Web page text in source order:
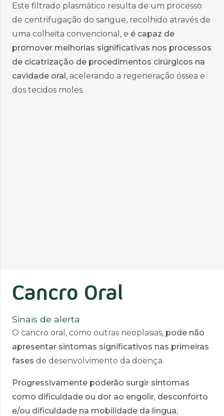
Este filtrado plasmático resulta de um processo
de centrifugação do sangue, recolhido através de
uma colheita convencional, e é capaz de
promover melhorias significativas nos processos
de cicatrização de procedimentos cirúrgicos na
cavidade oral, acelerando a regeneração óssea e
dos tecidos moles.
Cancro Oral
Sinais de alerta
O cancro oral, como outras neoplasias, pode não
apresentar sintomas significativos nas primeiras
fases de desenvolvimento da doença.
Progressivamente poderão surgir sintomas
como dificuldade ou dor ao engolir, desconforto
e/ou dificuldade na mobilidade da língua,